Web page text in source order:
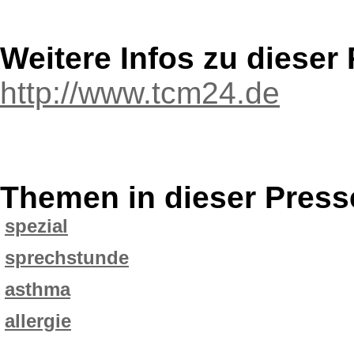
Weitere Infos zu dieser
http://www.tcm24.de
Themen in dieser
spezial
sprechstunde
asthma
allergie